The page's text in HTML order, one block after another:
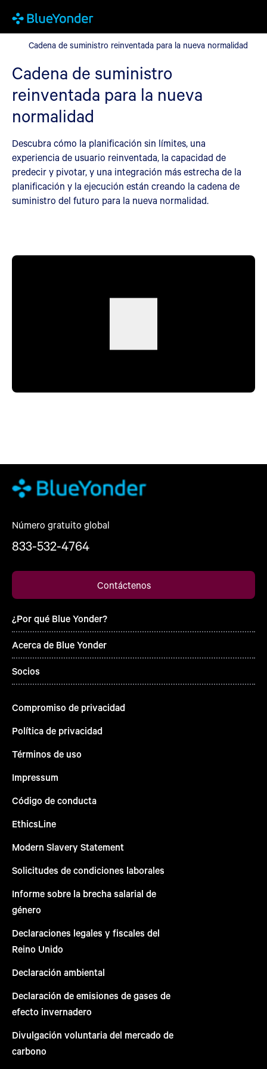
Cadena de suministro reinventada para la nueva normalidad
Cadena de suministro reinventada para la nueva normalidad
Cadena de suministro
reinventada para la nueva
normalidad
Descubra cómo la planificación sin límites, una
experiencia de usuario reinventada, la capacidad de
predecir y pivotar, y una integración más estrecha de la
planificación y la ejecución están creando la cadena de
suministro del futuro para la nueva normalidad.
Número gratuito global
833-532-4764
Contáctenos
¿Por qué Blue Yonder?
Acerca de Blue Yonder
Socios
Compromiso de privacidad
Política de privacidad
Términos de uso
Impressum
Código de conducta
EthicsLine
Modern Slavery Statement
Solicitudes de condiciones laborales
Informe sobre la brecha salarial de
género
Declaraciones legales y fiscales del
Reino Unido
Declaración ambiental
Declaración de emisiones de gases de
efecto invernadero
Divulgación voluntaria del mercado de
carbono